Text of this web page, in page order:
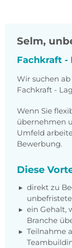
Selm,
Fachkraft -
Wir suchen
Fachkraft -
Wenn Sie
übernehmen
Umfeld
Bewerbung.
Diese
direkt zu
ein Gehalt,
Branche
Teilnahme